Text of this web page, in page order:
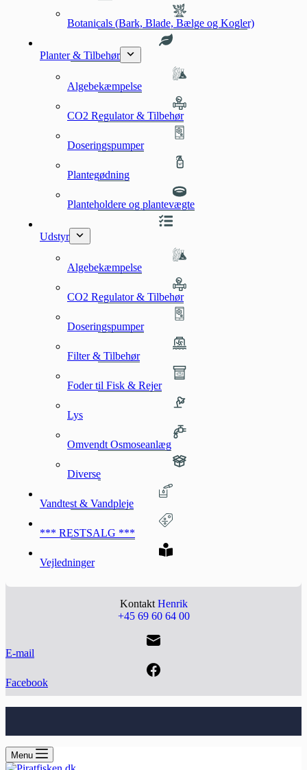
Botanicals (Bark, Blade, Bælge og Kogler)
Planter & Tilbehør
Algebekæmpelse
CO2 Regulator & Tilbehør
Doseringspumper
Plantegødning
Planteholdere og plantevægte
Udstyr
Algebekæmpelse
CO2 Regulator & Tilbehør
Doseringspumper
Filter & Tilbehør
Foder til Fisk & Rejer
Lys
Omvendt Osmoseanlæg
Diverse
Vandtest & Vandpleje
*** RESTSALG ***
Vejledninger
Kontakt Henrik
+45 69 60 64 00
E-mail
Facebook
Menu